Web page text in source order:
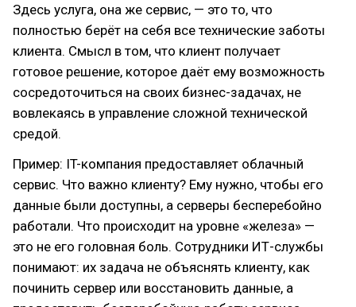
Здесь услуга, она же сервис, — это то, что
полностью берёт на себя все технические заботы
клиента. Смысл в том, что клиент получает
готовое решение, которое даёт ему возможность
сосредоточиться на своих бизнес-задачах, не
вовлекаясь в управление сложной технической
средой.
Пример: IT-компания предоставляет облачный
сервис. Что важно клиенту? Ему нужно, чтобы его
данные были доступны, а серверы бесперебойно
работали. Что происходит на уровне «железа» —
это не его головная боль. Сотрудники ИТ-службы
понимают: их задача не объяснять клиенту, как
починить сервер или восстановить данные, а